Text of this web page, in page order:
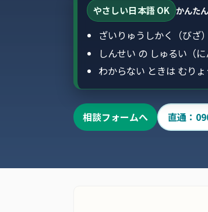
やさしい日本語 OK かんた
ざいりゅうしかく（びざ
しんせい の しゅるい（
わからない ときは むり
相談フォームへ 直通：